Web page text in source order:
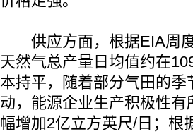
供应方面，根据EIA周度
天然气总产量日均值约在
本持平，随着部分气田的
动，能源企业生产积极性
幅增加2亿立方英尺/日；根